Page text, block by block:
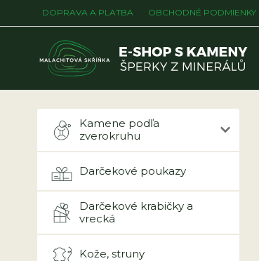
DOPRAVA A PLATBA OBCHODNÉ PODMIENKY
Kamene podľa
zverokruhu
Darčekové poukazy
Darčekové krabičky a
vrecká
Kože, struny